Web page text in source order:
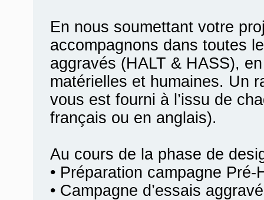
En nous soumettant votre
accompagnons dans toutes
aggravés (HALT & HASS),
matérielles et humaines. Un
vous est fourni à l’issu de
français ou en anglais).
Au cours de la phase de
• Préparation campagne Pré-
• Campagne d’essais